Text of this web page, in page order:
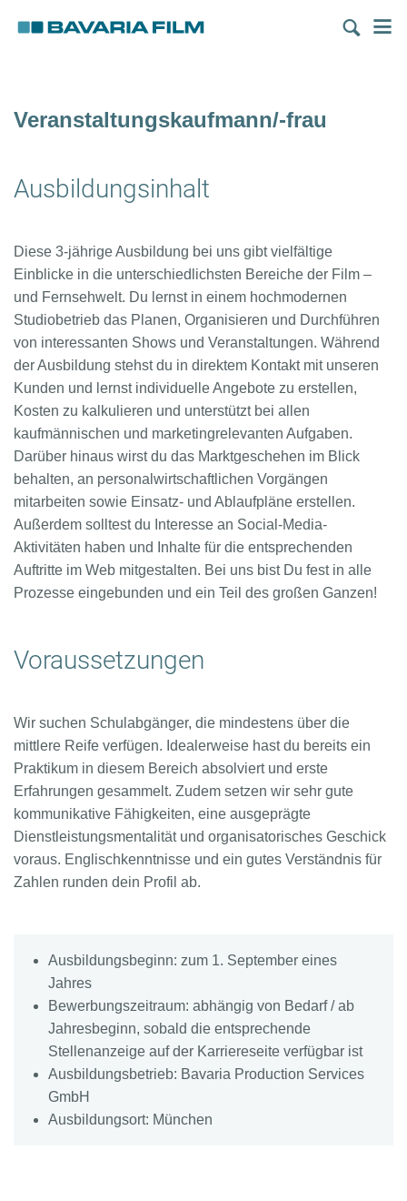
zum
Veranstaltungskaufmann/-frau
Ausbildungsinhalt
Diese 3-jährige Ausbildung bei uns gibt vielfältige
Einblicke in die unterschiedlichsten Bereiche der Film –
und Fernsehwelt. Du lernst in einem hochmodernen
Studiobetrieb das Planen, Organisieren und Durchführen
von interessanten Shows und Veranstaltungen. Während
der Ausbildung stehst du in direktem Kontakt mit unseren
Kunden und lernst individuelle Angebote zu erstellen,
Kosten zu kalkulieren und unterstützt bei allen
kaufmännischen und marketingrelevanten Aufgaben.
Darüber hinaus wirst du das Marktgeschehen im Blick
behalten, an personalwirtschaftlichen Vorgängen
mitarbeiten sowie Einsatz- und Ablaufpläne erstellen.
Außerdem solltest du Interesse an Social-Media-
Aktivitäten haben und Inhalte für die entsprechenden
Auftritte im Web mitgestalten. Bei uns bist Du fest in alle
Prozesse eingebunden und ein Teil des großen Ganzen!
Voraussetzungen
Wir suchen Schulabgänger, die mindestens über die
mittlere Reife verfügen. Idealerweise hast du bereits ein
Praktikum in diesem Bereich absolviert und erste
Erfahrungen gesammelt. Zudem setzen wir sehr gute
kommunikative Fähigkeiten, eine ausgeprägte
Dienstleistungsmentalität und organisatorisches Geschick
voraus. Englischkenntnisse und ein gutes Verständnis für
Zahlen runden dein Profil ab.
Ausbildungsbeginn: zum 1. September eines
Jahres
Bewerbungszeitraum: abhängig von Bedarf / ab
Jahresbeginn, sobald die entsprechende
Stellenanzeige auf der Karriereseite verfügbar ist
Ausbildungsbetrieb: Bavaria Production Services
GmbH
Ausbildungsort: München